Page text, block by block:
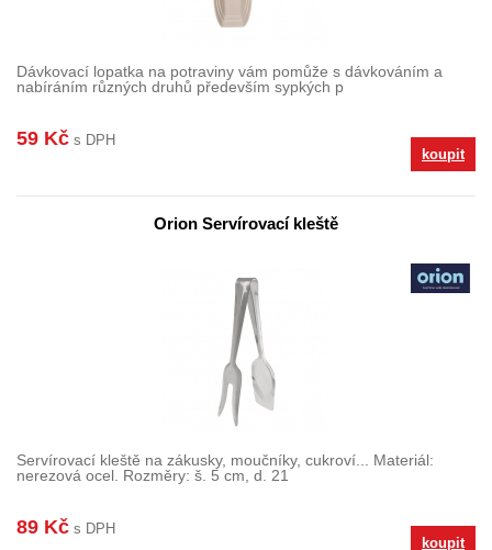
Dávkovací lopatka na potraviny vám pomůže s dávkováním a
nabíráním různých druhů především sypkých p
59 Kč s DPH
koupit
Orion Servírovací kleště
Servírovací kleště na zákusky, moučníky, cukroví... Materiál:
nerezová ocel. Rozměry: š. 5 cm, d. 21
89 Kč s DPH
koupit